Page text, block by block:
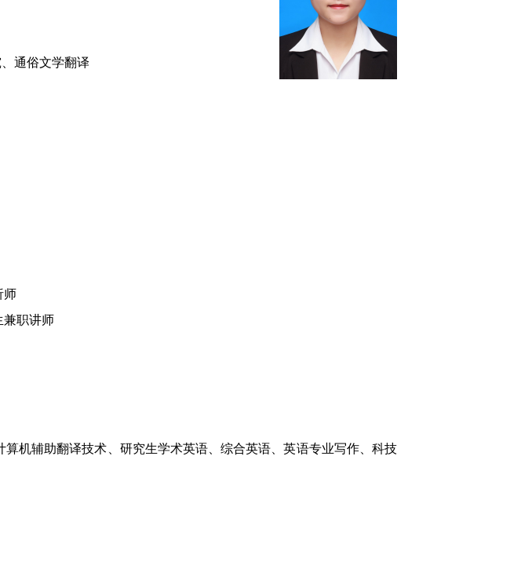
通俗文学翻译
师
职讲师
机辅助翻译技术、研究生学术英语、综合英语、英语专业写作、科技